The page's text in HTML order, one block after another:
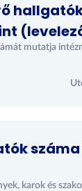
mutatja
karok és